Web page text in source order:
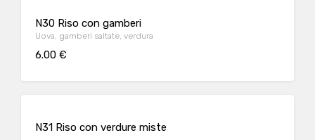
N30 Riso con gamberi
Uova, gamberi saltate, verdura
6.00 €
N31 Riso con verdure miste